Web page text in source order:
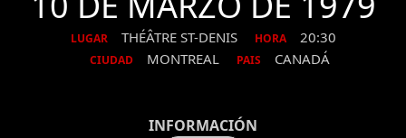
LUGAR THÉÂTRE ST-DENIS HORA 20:30
CIUDAD MONTREAL PAIS CANADÁ
INFORMACIÓN